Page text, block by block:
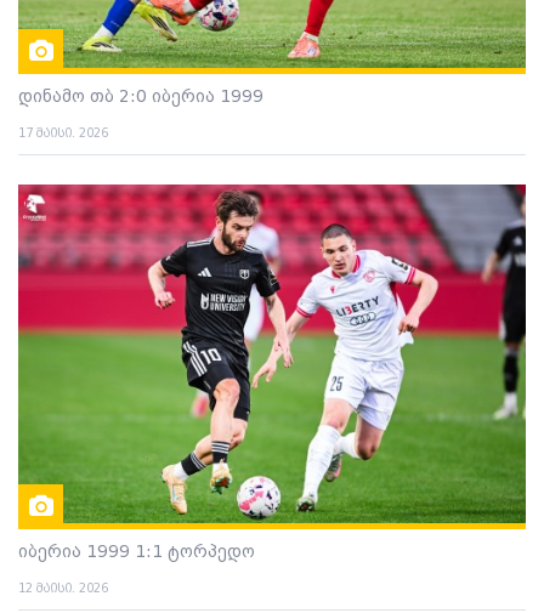
დინამო თბ 2:0 იბერია 1999
17 მაისი. 2026
იბერია 1999 1:1 ტორპედო
12 მაისი. 2026